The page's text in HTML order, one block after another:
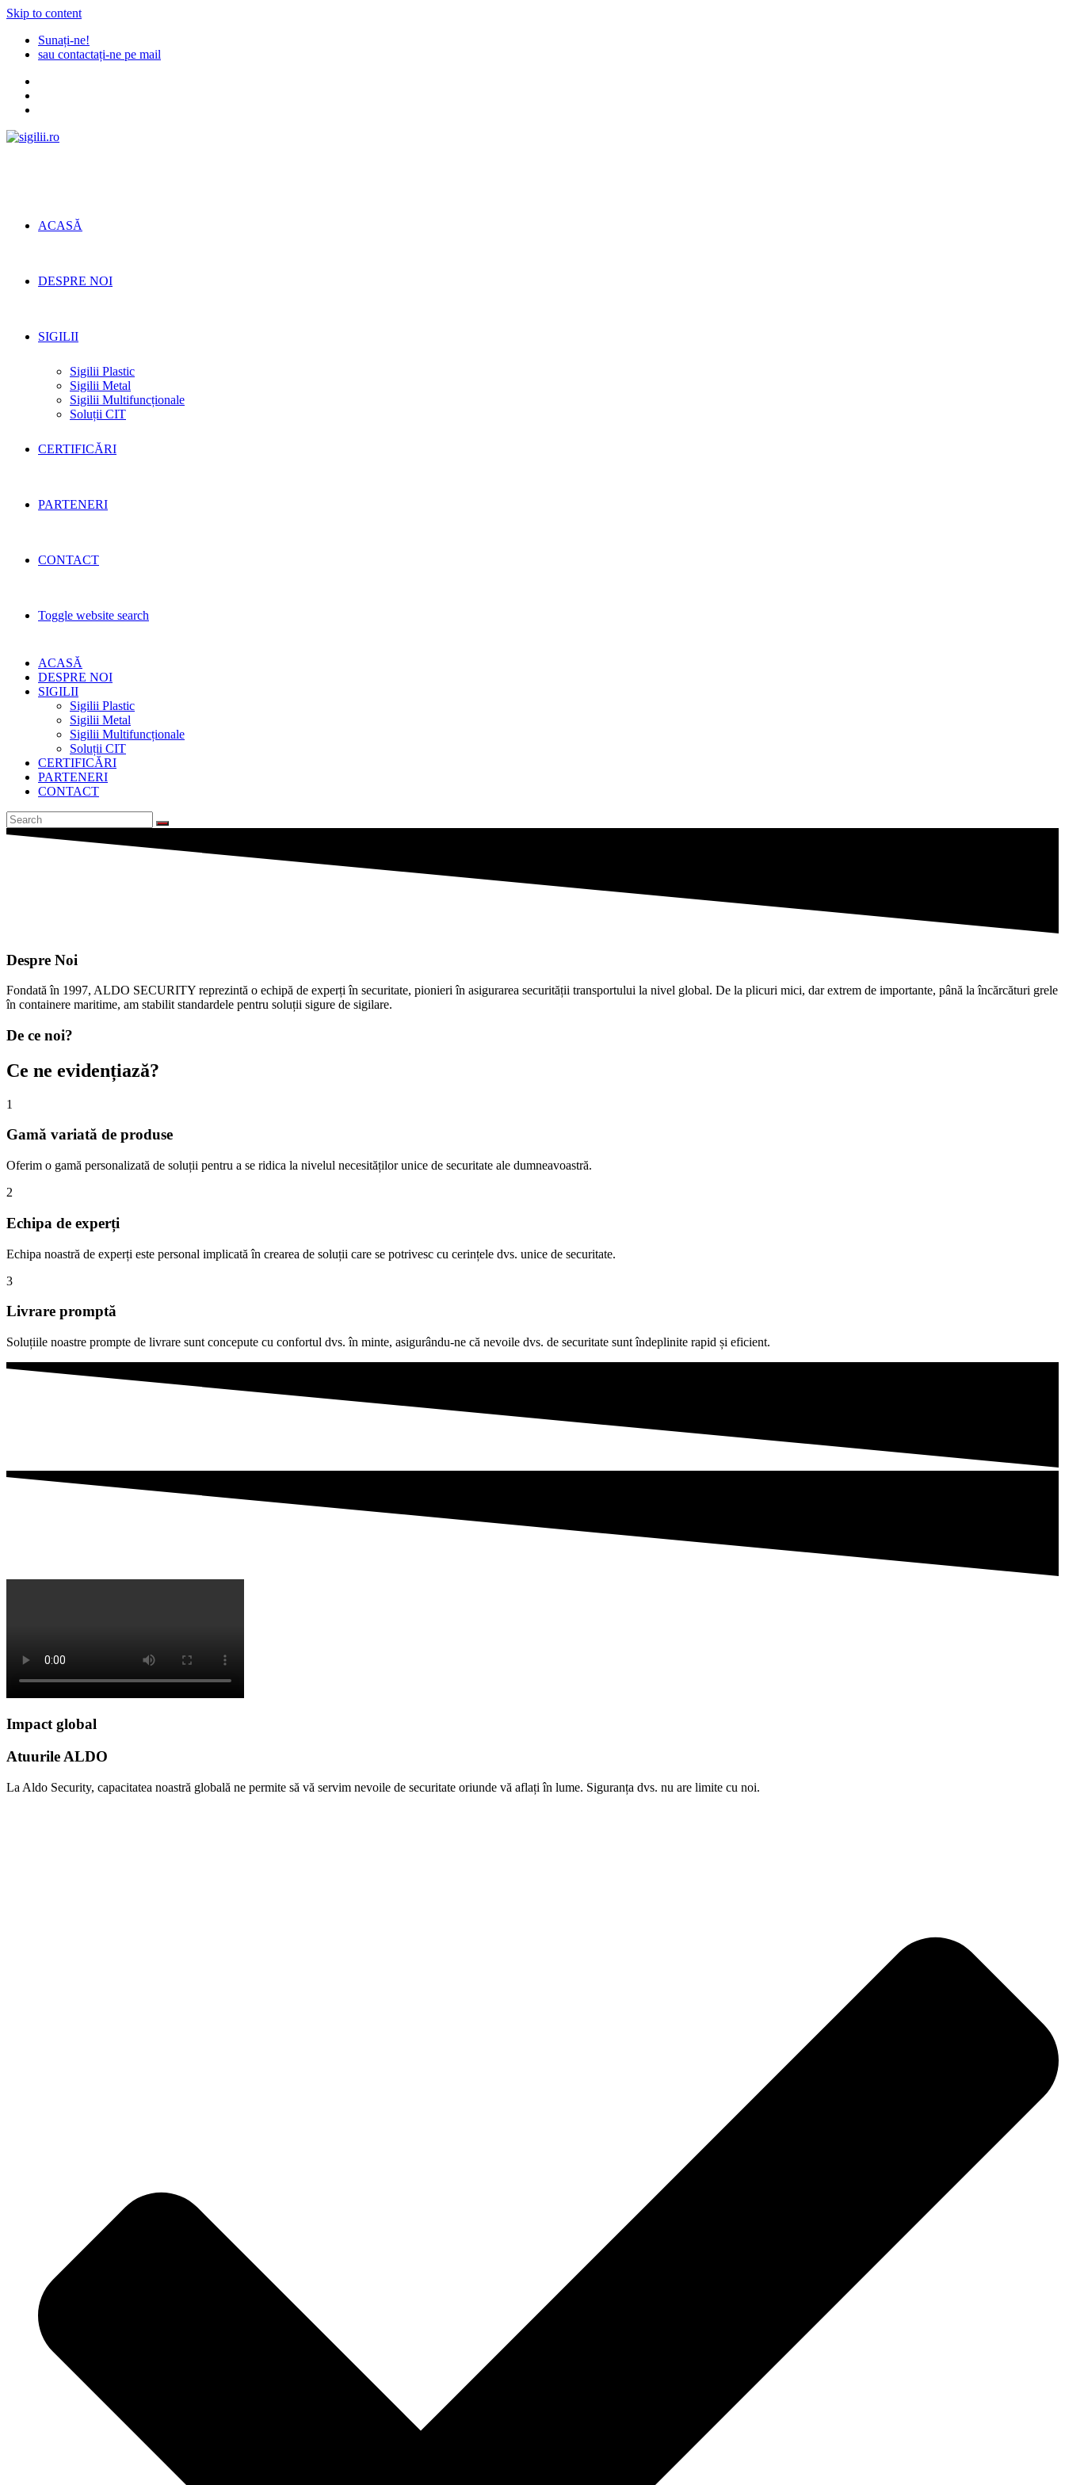
Skip to content
Sunați-ne!
sau contactați-ne pe mail
ACASĂ
DESPRE NOI
SIGILII
Sigilii Plastic
Sigilii Metal
Sigilii Multifuncționale
Soluții CIT
CERTIFICĂRI
PARTENERI
CONTACT
Toggle website search
ACASĂ
DESPRE NOI
SIGILII
Sigilii Plastic
Sigilii Metal
Sigilii Multifuncționale
Soluții CIT
CERTIFICĂRI
PARTENERI
CONTACT
Despre Noi
Fondată în 1997, ALDO SECURITY reprezintă o echipă de experți în securitate, pionieri în asigurarea securității transportului la nivel global. De la plicuri mici, dar extrem de importante, până la încărcături grele
în containere maritime, am stabilit standardele pentru soluții sigure de sigilare.
De ce noi?
Ce ne evidențiază?​
1
Gamă variată de produse
Oferim o gamă personalizată de soluții pentru a se ridica la nivelul necesităților unice de securitate ale dumneavoastră.
2
Echipa de experți
Echipa noastră de experți este personal implicată în crearea de soluții care se potrivesc cu cerințele dvs. unice de securitate.
3
Livrare promptă
Soluțiile noastre prompte de livrare sunt concepute cu confortul dvs. în minte, asigurându-ne că nevoile dvs. de securitate sunt îndeplinite rapid și eficient.
Impact global
Atuurile ALDO
La Aldo Security, capacitatea noastră globală ne permite să vă servim nevoile de securitate oriunde vă aflați în lume. Siguranța dvs. nu are limite cu noi.